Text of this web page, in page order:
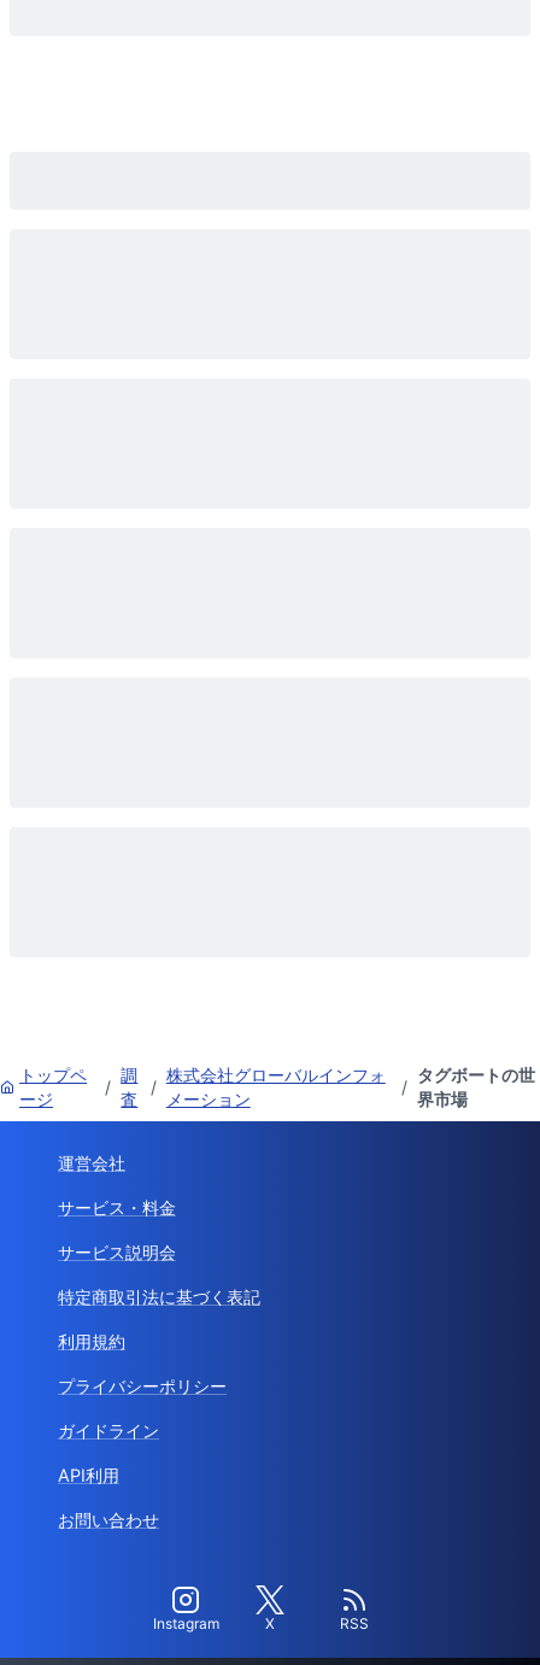
トップペ
ージ
/
調
査
/
株式会社グローバルインフォ
メーション
/
タグボートの世
界市場
運営会社
サービス・料金
サービス説明会
特定商取引法に基づく表記
利用規約
プライバシーポリシー
ガイドライン
API利用
お問い合わせ
Instagram X RSS